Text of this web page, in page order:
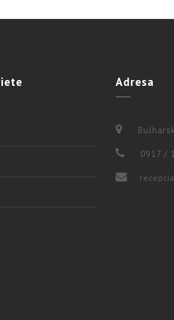
Adresa
0917 /